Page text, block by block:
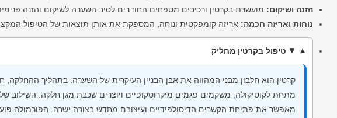
הזנה ושיקום: מועשרת בקרטין ורכיבים מטפחים החודרים לסיב השערה לשיקום והזנה
נוחות ואריזה חכמה: אריזה קומפקטית ונוחה, המספקת את אותן תוצאות של הטיפול
טיפול בקרטין מחליק
קרטין הוא חלבון מבני המהווה את אבן הבניין העיקרית של השערה. בתהליך ההחלקה,
מתחת לקוטיקולה, משקמים פגמים מיקרוסקופיים ויוצרים שכבת מגן חלקה. השילוב
מאפשר את פתיחת הקשרים הדיסולפידיים ועיצובם מחדש בצורה ישרה. הפורמולה